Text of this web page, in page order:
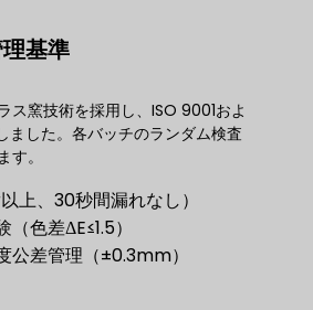
基準
ス窯技術を採用し、ISO 9001およ
ました。各バッチのランダム検査
。
上、30秒間漏れなし）
色差ΔE≤1.5）
公差管理（±0.3mm）